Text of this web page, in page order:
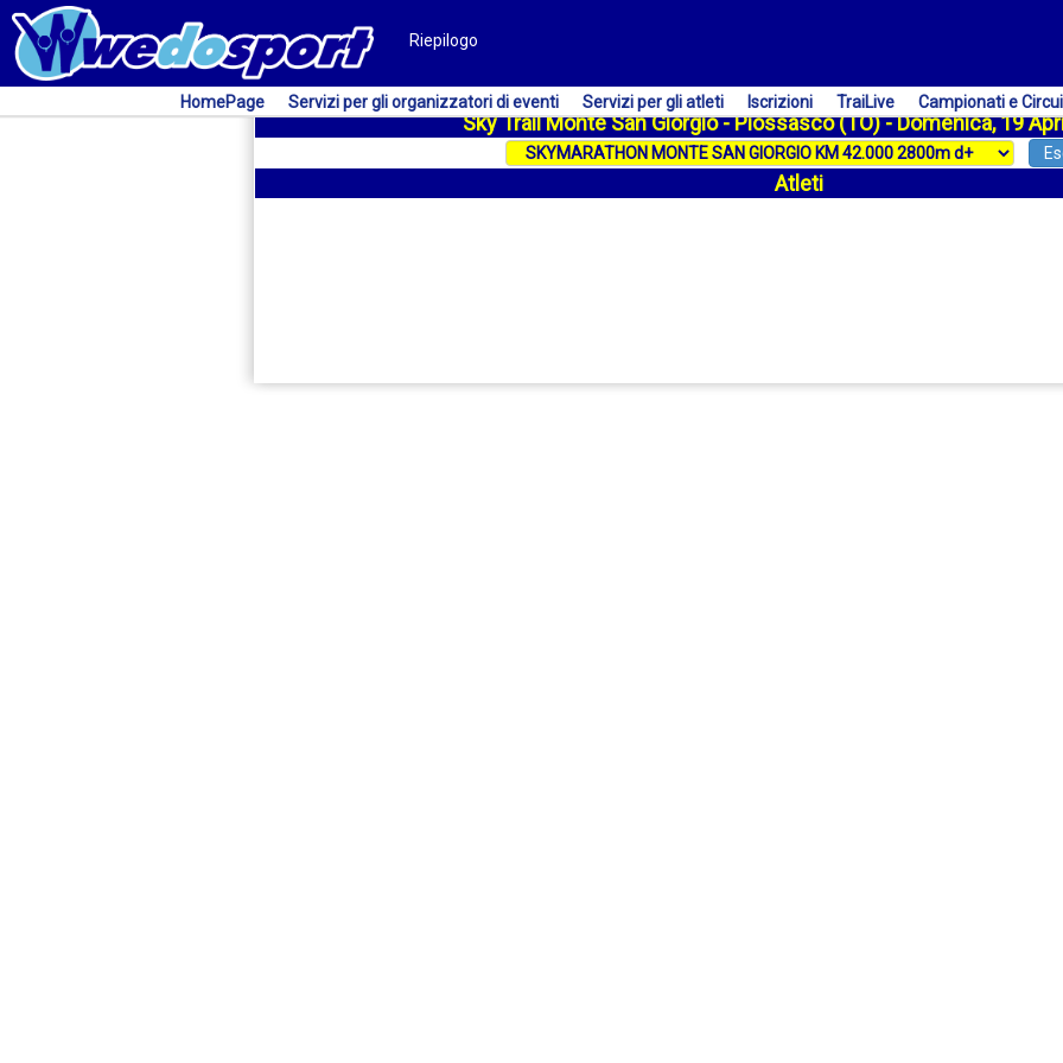
Riepilogo
HomePage Servizi per gli organizzatori di eventi Servizi per gli atleti Iscrizioni TraiLive Campionati e
Sky Trail Monte San Giorgio - Piossasco (TO) - Domenica, 19
Atleti